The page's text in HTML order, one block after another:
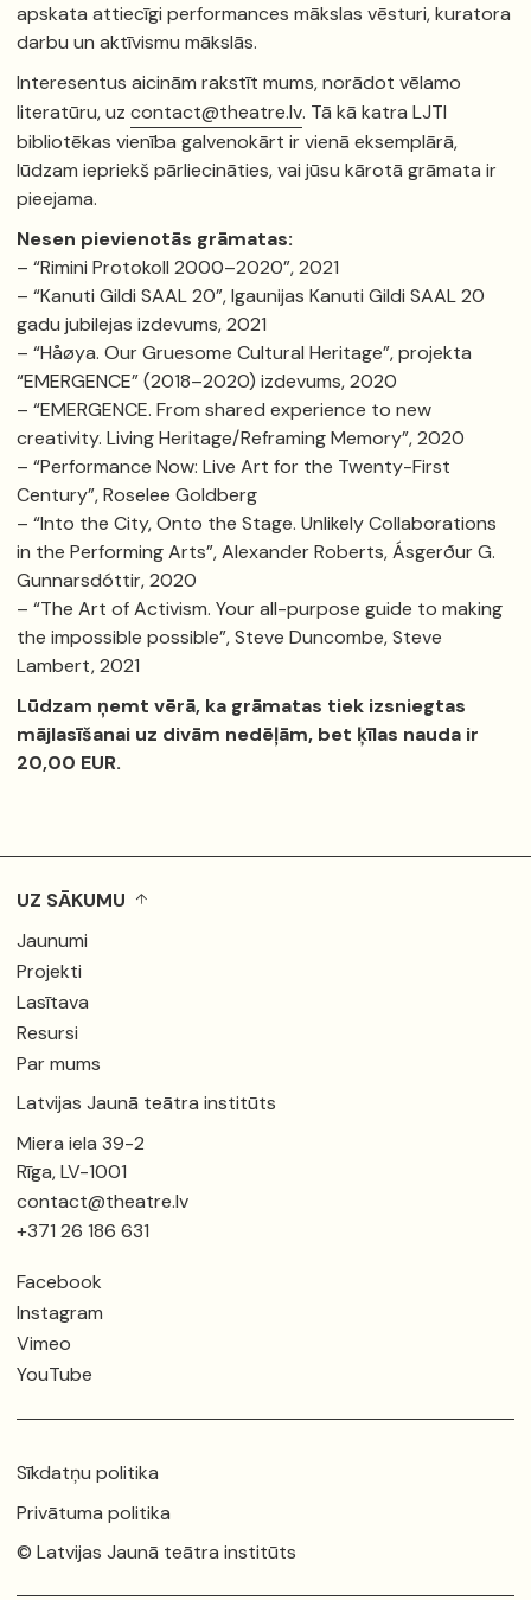
apskata attiecīgi performances mākslas vēsturi, kuratora
darbu un aktīvismu mākslās.
Interesentus aicinām rakstīt mums, norādot vēlamo
literatūru, uz contact@theatre.lv. Tā kā katra LJTI
bibliotēkas vienība galvenokārt ir vienā eksemplārā,
lūdzam iepriekš pārliecināties, vai jūsu kārotā grāmata ir
pieejama.
Nesen pievienotās grāmatas:
– “Rimini Protokoll 2000–2020”, 2021
– “Kanuti Gildi SAAL 20”, Igaunijas Kanuti Gildi SAAL 20
gadu jubilejas izdevums, 2021
– “Håøya. Our Gruesome Cultural Heritage”, projekta
“EMERGENCE” (2018–2020) izdevums, 2020
– “EMERGENCE. From shared experience to new
creativity. Living Heritage/Reframing Memory”, 2020
– “Performance Now: Live Art for the Twenty-First
Century”, Roselee Goldberg
– “Into the City, Onto the Stage. Unlikely Collaborations
in the Performing Arts”, Alexander Roberts, Ásgerður G.
Gunnarsdóttir, 2020
– “The Art of Activism. Your all-purpose guide to making
the impossible possible”, Steve Duncombe, Steve
Lambert, 2021
Lūdzam ņemt vērā, ka grāmatas tiek izsniegtas
mājlasīšanai uz divām nedēļām, bet ķīlas nauda ir
20,00 EUR.
UZ SĀKUMU
Jaunumi
Projekti
Lasītava
Resursi
Par mums
Latvijas Jaunā teātra institūts
Miera iela 39-2
Rīga, LV-1001
contact@theatre.lv
+371 26 186 631
Facebook
Instagram
Vimeo
YouTube
Sīkdatņu politika
Privātuma politika
© Latvijas Jaunā teātra institūts